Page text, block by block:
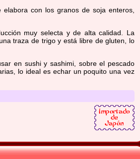
elabora con los granos de soja enteros,
muy selecta y de alta calidad. La
traza de trigo y está libre de gluten, lo
en sushi y sashimi, sobre el pescado
lo ideal es echar un poquito una vez